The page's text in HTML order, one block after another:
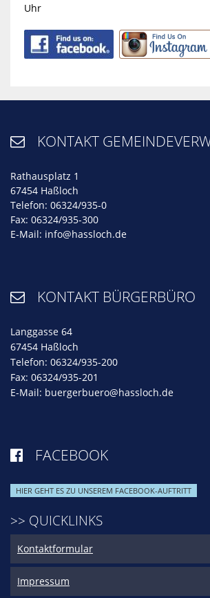
Uhr
 KONTAKT
Rathausplatz 1
67454 Haßloch
Telefon: 06324/935-0
Fax: 06324/935-300
E-Mail: info@hassloch.de
 KONTAKT BÜRGERBÜRO
Langgasse 64
67454 Haßloch
Telefon: 06324/935-200
Fax: 06324/935-201
E-Mail: buergerbuero@hassloch.de
 FACEBOOK
HIER GEHT ES ZU UNSEREM FACEBOOK-AUFTRITT
>> QUICKLINKS
Kontaktformular
Impressum